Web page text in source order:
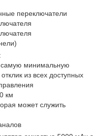
переключатели
самую минимальную
из всех доступных
км
может служить